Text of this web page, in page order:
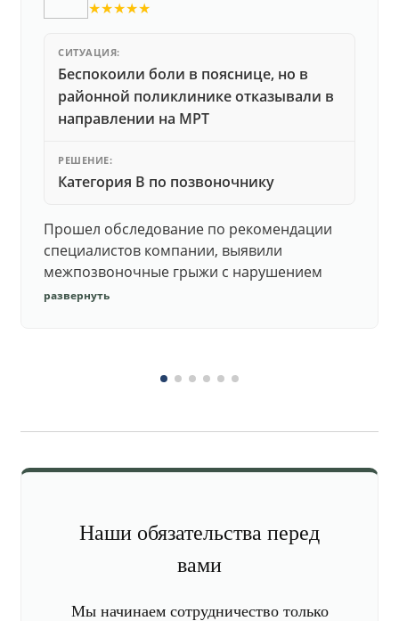
★★★★★
СИТУАЦИЯ:
Беспокоили боли в пояснице, но в
районной поликлинике отказывали в
направлении на МРТ
РЕШЕНИЕ:
Категория В по позвоночнику
Прошел обследование по рекомендации
специалистов компании, выявили
межпозвоночные грыжи с нарушением
функций. Юристы подготовили документы,
развернуть
Наши обязательства перед
вами
Мы начинаем сотрудничество только